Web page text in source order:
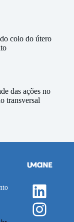
colo do útero
das ações no
transversal